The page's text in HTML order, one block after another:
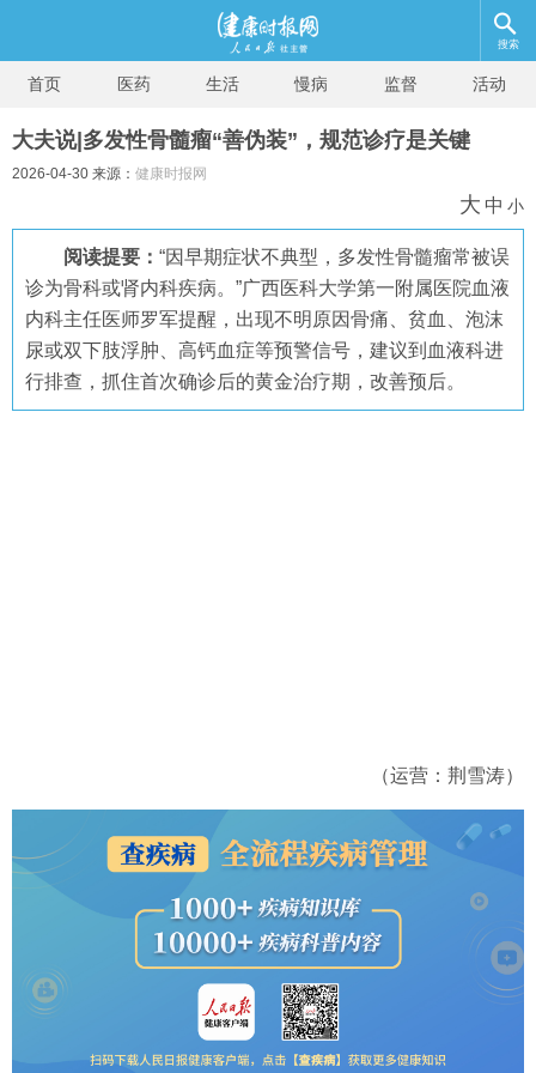
搜索
首页 医药 生活 慢病 监督 活动
大夫说|多发性骨髓瘤“善伪装”，规范诊疗是关键
2026-04-30 来源： 健康时报网
大 中 小
阅读提要： “因早期症状不典型，多发性骨髓瘤常被误
诊为骨科或肾内科疾病。”广西医科大学第一附属医院血液
内科主任医师罗军提醒，出现不明原因骨痛、贫血、泡沫
尿或双下肢浮肿、高钙血症等预警信号，建议到血液科进
行排查，抓住首次确诊后的黄金治疗期，改善预后。
（运营：荆雪涛）